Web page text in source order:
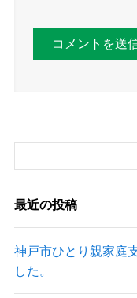
最近の投稿
神戸市ひとり親家庭
した。